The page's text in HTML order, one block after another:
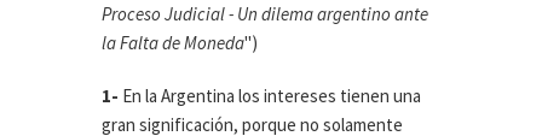
Proceso Judicial - Un dilema argentino ante
la Falta de Moneda")
1- En la Argentina los intereses tienen una
gran significación, porque no solamente